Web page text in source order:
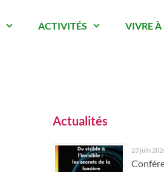
ACTIVITÉS VIVRE À
Actualités
23 juin